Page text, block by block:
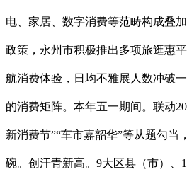
电、家居、数字消费等范畴构成叠
政策，永州市积极推出多项旅逛惠
航消费体验，日均不雅展人数冲破
的消费矩阵。本年五一期间。联动
新消费节”“车市嘉韶华”等从题勾当
碗。创汗青新高。9大区县（市）、